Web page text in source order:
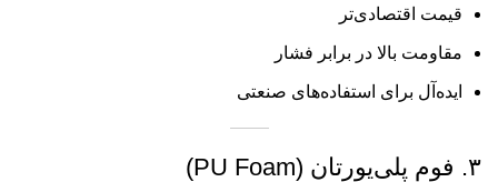
قیمت اقتصادی‌تر
مقاومت بالا در برابر فشار
ایده‌آل برای استفاده‌های صنعتی
۳. فوم پلی‌یورتان (PU Foam)